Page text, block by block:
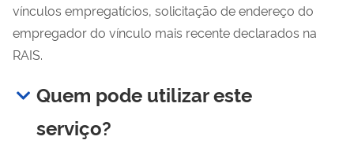
vínculos empregatícios, solicitação de endereço do
empregador do vínculo mais recente declarados na
RAIS.
Quem pode utilizar este
serviço?